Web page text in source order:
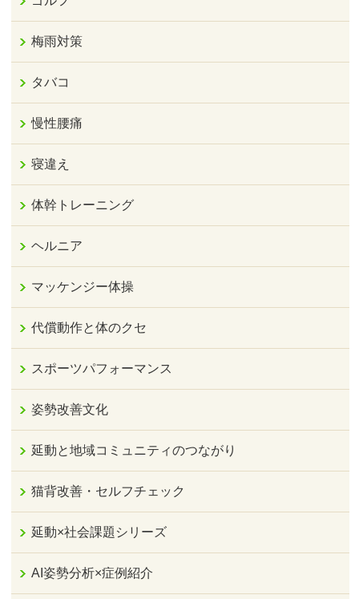
梅雨対策
タバコ
慢性腰痛
寝違え
体幹トレーニング
ヘルニア
マッケンジー体操
代償動作と体のクセ
スポーツパフォーマンス
姿勢改善文化
延動と地域コミュニティのつながり
猫背改善・セルフチェック
延動×社会課題シリーズ
AI姿勢分析×症例紹介